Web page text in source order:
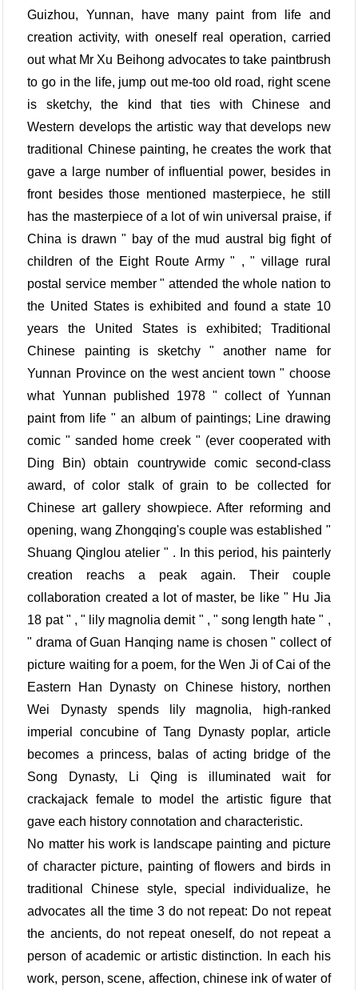
Guizhou, Yunnan, have many paint from life and
creation activity, with oneself real operation, carried
out what Mr Xu Beihong advocates to take paintbrush
to go in the life, jump out me-too old road, right scene
is sketchy, the kind that ties with Chinese and
Western develops the artistic way that develops new
traditional Chinese painting, he creates the work that
gave a large number of influential power, besides in
front besides those mentioned masterpiece, he still
has the masterpiece of a lot of win universal praise, if
China is drawn " bay of the mud austral big fight of
children of the Eight Route Army " , " village rural
postal service member " attended the whole nation to
the United States is exhibited and found a state 10
years the United States is exhibited; Traditional
Chinese painting is sketchy " another name for
Yunnan Province on the west ancient town " choose
what Yunnan published 1978 " collect of Yunnan
paint from life " an album of paintings; Line drawing
comic " sanded home creek " (ever cooperated with
Ding Bin) obtain countrywide comic second-class
award, of color stalk of grain to be collected for
Chinese art gallery showpiece. After reforming and
opening, wang Zhongqing's couple was established "
Shuang Qinglou atelier " . In this period, his painterly
creation reachs a peak again. Their couple
collaboration created a lot of master, be like " Hu Jia
18 pat " , " lily magnolia demit " , " song length hate " ,
" drama of Guan Hanqing name is chosen " collect of
picture waiting for a poem, for the Wen Ji of Cai of the
Eastern Han Dynasty on Chinese history, northen
Wei Dynasty spends lily magnolia, high-ranked
imperial concubine of Tang Dynasty poplar, article
becomes a princess, balas of acting bridge of the
Song Dynasty, Li Qing is illuminated wait for
crackajack female to model the artistic figure that
gave each history connotation and characteristic.
No matter his work is landscape painting and picture
of character picture, painting of flowers and birds in
traditional Chinese style, special individualize, he
advocates all the time 3 do not repeat: Do not repeat
the ancients, do not repeat oneself, do not repeat a
person of academic or artistic distinction. In each his
work, person, scene, affection, chinese ink of water of